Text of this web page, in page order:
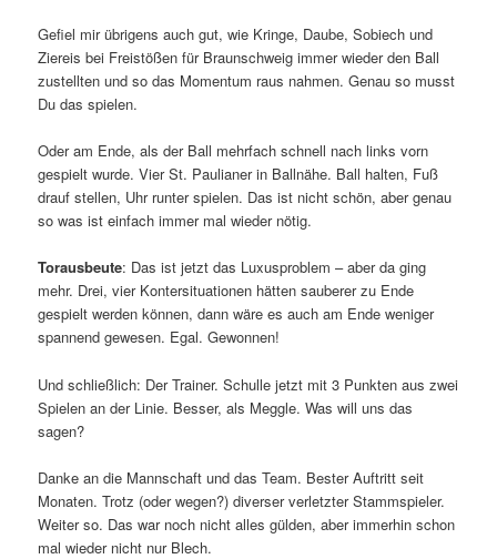
Gefiel mir übrigens auch gut, wie Kringe, Daube, Sobiech und
Ziereis bei Freistößen für Braunschweig immer wieder den Ball
zustellten und so das Momentum raus nahmen. Genau so musst
Du das spielen.
Oder am Ende, als der Ball mehrfach schnell nach links vorn
gespielt wurde. Vier St. Paulianer in Ballnähe. Ball halten, Fuß
drauf stellen, Uhr runter spielen. Das ist nicht schön, aber genau
so was ist einfach immer mal wieder nötig.
Torausbeute: Das ist jetzt das Luxusproblem – aber da ging
mehr. Drei, vier Kontersituationen hätten sauberer zu Ende
gespielt werden können, dann wäre es auch am Ende weniger
spannend gewesen. Egal. Gewonnen!
Und schließlich: Der Trainer. Schulle jetzt mit 3 Punkten aus zwei
Spielen an der Linie. Besser, als Meggle. Was will uns das
sagen?
Danke an die Mannschaft und das Team. Bester Auftritt seit
Monaten. Trotz (oder wegen?) diverser verletzter Stammspieler.
Weiter so. Das war noch nicht alles gülden, aber immerhin schon
mal wieder nicht nur Blech.